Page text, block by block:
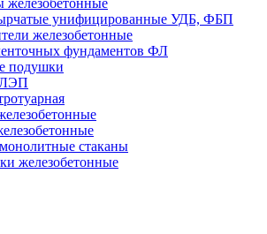
унифицированные УДБ, ФБП
железобетонные
фундаментов ФЛ
подушки
стаканы
железобетонные